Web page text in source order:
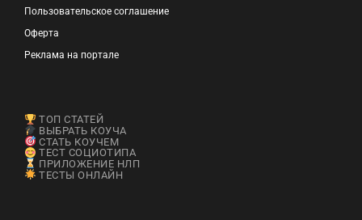
Пользовательское соглашение
Оферта
Реклама на портале
ТОП СТАТЕЙ
ВЫБРАТЬ КОУЧА
СТАТЬ КОУЧЕМ
ТЕСТ СОЦИОТИПА
ПРИЛОЖЕНИЕ НЛП
ТЕСТЫ ОНЛАЙН